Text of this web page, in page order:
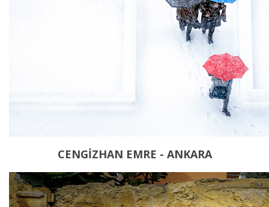
CENGİZHAN EMRE - ANKARA